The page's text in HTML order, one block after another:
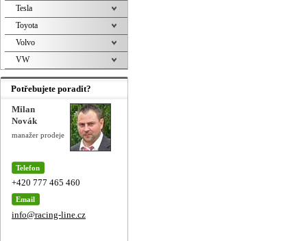
Tesla
Toyota
Volvo
VW
Potřebujete poradit?
Milan
Novák
manažer prodeje
Telefon
+420 777 465 460
Email
info@racing-line.cz